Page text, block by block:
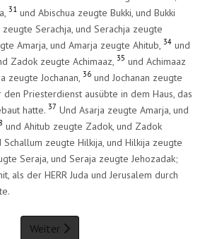
31 und Abischua zeugte Bukki, und Bukki
zeugte Serachja, und Serachja zeugte
Amarja, und Amarja zeugte Ahitub,34 und
Zadok zeugte Achimaaz,35 und Achimaaz
zeugte Jochanan,36 und Jochanan zeugte
Priesterdienst ausübte in dem Haus, das
hatte.37 Und Asarja zeugte Amarja, und
und Ahitub zeugte Zadok, und Zadok
Schallum zeugte Hilkija, und Hilkija zeugte
Seraja, und Seraja zeugte Jehozadak;
als der HERR Juda und Jerusalem durch
Weiter